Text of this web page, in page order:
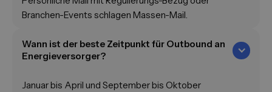
Branchen-Events schlagen Massen-Mail.
Wann ist der beste Zeitpunkt für Outbound an
Energieversorger?
Januar bis April und September bis Oktober